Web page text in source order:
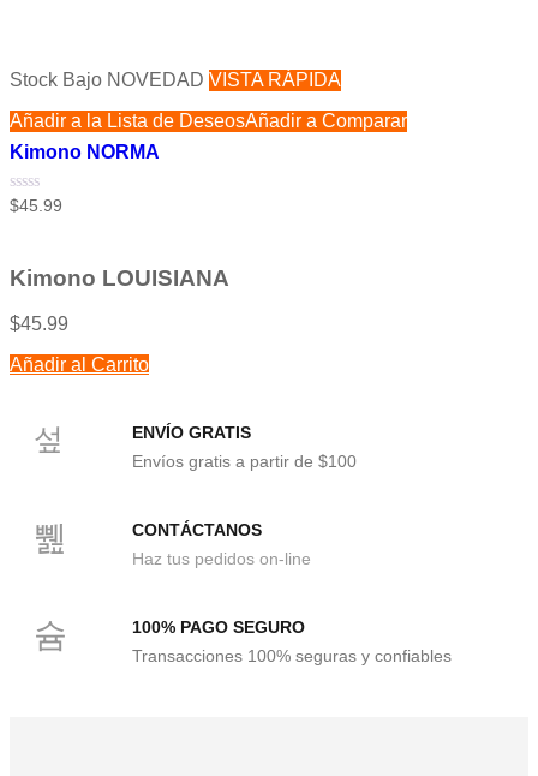
Stock Bajo NOVEDAD VISTA RÁPIDA
Añadir a la Lista de DeseosAñadir a Comparar
Kimono NORMA
Valorado
5
$45.99
Kimono LOUISIANA
$45.99
Añadir al Carrito
ENVÍO GRATIS
Envíos gratis a partir de $100
CONTÁCTANOS
Haz tus pedidos on-line
100% PAGO SEGURO
Transacciones 100% seguras y confiables